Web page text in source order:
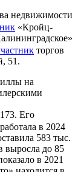
недвижимости
«Кройц-
ник торгов
51.
на
Его
в 2024
583 тыс.
выросла до 85
в 2021